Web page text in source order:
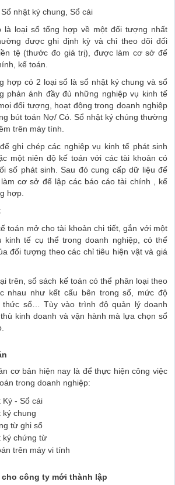
nhật ký chung, Sổ cái
là loại sổ tổng hợp về một đối tượng nhất
được ghi định kỳ và chỉ theo dõi đối
tệ (thước đo giá trị), được làm cơ sở để
kế toán.
hợp có 2 loại sổ là sổ nhật ký chung và sổ
phản ánh đầy đủ những nghiệp vụ kinh tế
đối tượng, hoạt động trong doanh nghiệp
bút toán Nợ/ Có. Sổ nhật ký chúng thường
trên máy tính.
ghi chép các nghiệp vụ kinh tế phát sinh
một niên độ kế toán với các tài khoản có
số phát sinh. Sau đó cung cấp dữ liệu để
cơ sở để lập các báo cáo tài chính , kế
hợp.
toán mở cho tài khoản chi tiết, gắn với một
kinh tế cụ thể trong doanh nghiệp, có thể
đối tượng theo các chỉ tiêu hiện vật và giá
trên, sổ sách kế toán có thể phân loại theo
nhau như kết cấu bên trong sổ, mức độ
thức sổ… Tùy vào trình độ quản lý doanh
kinh doanh và vận hành mà lựa chọn sổ
cơ bản hiện nay là để thực hiện công việc
trong doanh nghiệp:
Ký - Sổ cái
ký chung
từ ghi sổ
ký chứng từ
trên máy vi tính
cho công ty mới thành lập